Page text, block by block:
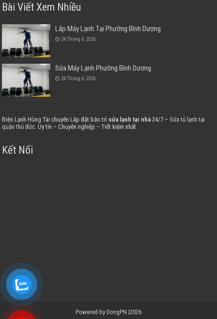
Bài Viết Xem Nhiều
Lắp Máy Lạnh Tại Phường Bình Dương
24 Tháng 6, 2026
Sửa Máy Lạnh Phường Bình Dương
24 Tháng 6, 2026
Điện Lạnh Hùng Tài chuyên Lắp đặt bảo trì sửa lạnh tại nhà 24/7 – Sửa tủ lạnh tại
quận thủ đức. Uy tín – Chuyên nghiệp – Tiết kiệm nhất.
Kết Nối
Powered by DongPN |2026